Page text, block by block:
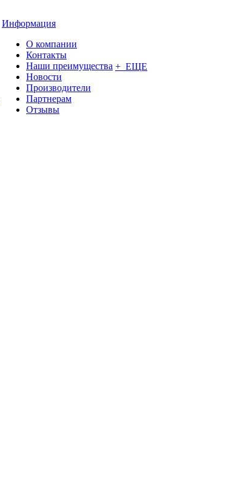
Информация
О компании
Контакты
Наши преимущества
Новости
Производители
Партнерам
Отзывы
+ ЕЩЕ